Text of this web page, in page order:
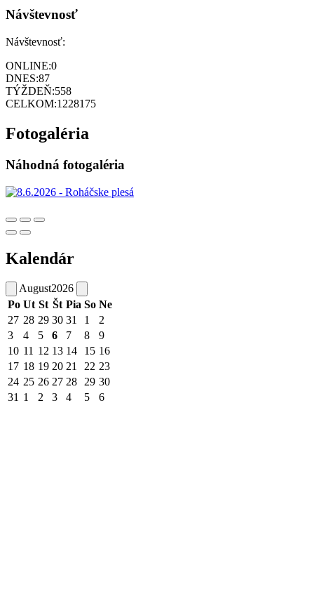
Návštevnosť
Návštevnosť:
ONLINE:0
DNES:87
TÝŽDEŇ:558
CELKOM:1228175
Fotogaléria
Náhodná fotogaléria
Kalendár
August2026
Po Ut St Št Pia So Ne
27 28 29 30 31 1
2
3
4 5 6 7 8
9
10 11 12 13 14 15 16
17 18 19 20 21 22 23
24 25 26 27 28 29 30
31 1 2 3 4 5 6